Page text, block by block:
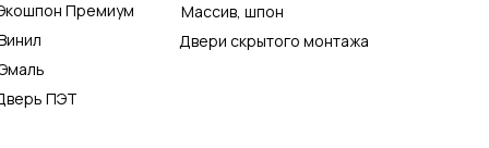
ПЭТ
Премиум
Двери скрытого монтажа
Массив, шпон